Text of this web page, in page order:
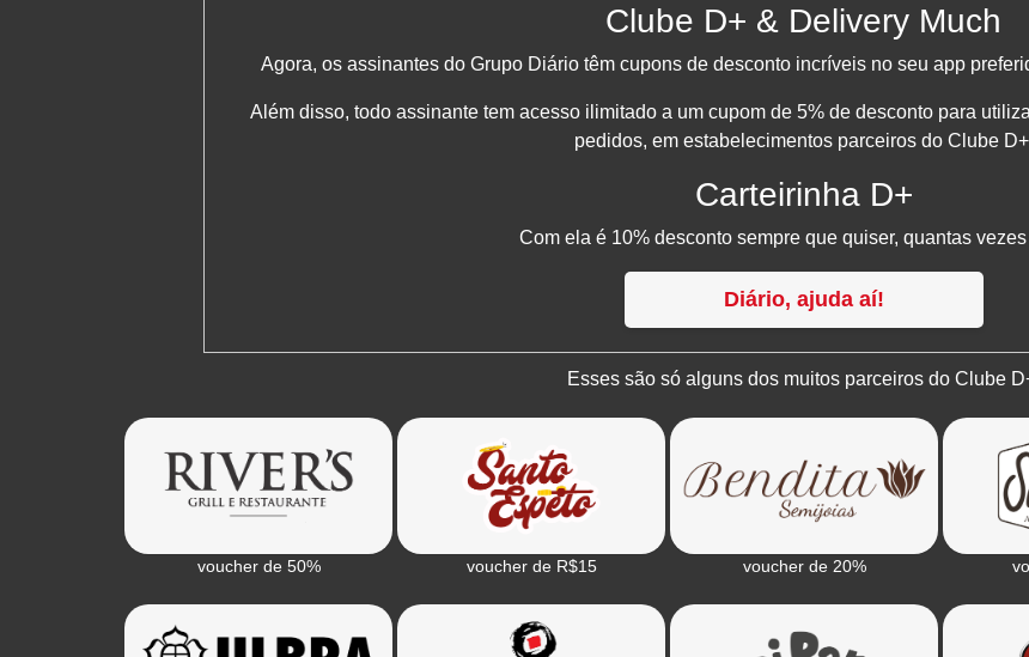
Clube D+ & Delivery Much
Agora, os assinantes do Grupo Diário têm cupons de desconto incríveis no seu app
Além disso, todo assinante tem acesso ilimitado a um cupom de 5% de desconto para
pedidos, em estabelecimentos parceiros do Clube
Carteirinha D+
Com ela é 10% desconto sempre que quiser, quantas
Diário, ajuda aí!
Esses são só alguns dos muitos parceiros do Clube
voucher de 50% voucher de R$15 voucher de 20%